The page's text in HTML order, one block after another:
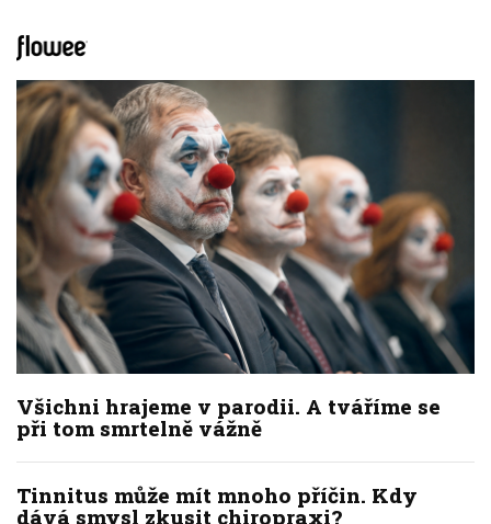
Všichni hrajeme v parodii. A tváříme se
při tom smrtelně vážně
Tinnitus může mít mnoho příčin. Kdy
dává smysl zkusit chiropraxi?